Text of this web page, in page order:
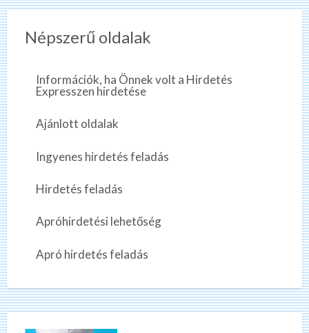
Népszerű oldalak
Információk, ha Önnek volt a Hirdetés
Expresszen hirdetése
Ajánlott oldalak
Ingyenes hirdetés feladás
Hirdetés feladás
Apróhirdetési lehetőség
Apró hirdetés feladás